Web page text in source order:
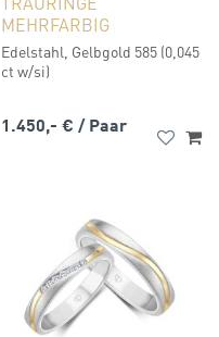
MEHRFARBIG
Edelstahl, Gelbgold 585 (0,045
ct w/si)
1.450,- € / Paar